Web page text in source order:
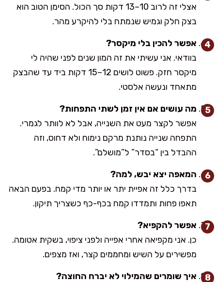
אצלי זה לרוב 10–13 דקות סך הכול. הסימן הטוב הוא
בצק חלק וגמיש שנמתח בלי להיקרע מהר.
אפשר להכין בלי מיקסר?
בוודאי. אני עשיתי את זה המון שנים לפני שהיה לי
מיקסר חזק. פשוט לושים 12–15 דקות ביד עד שהבצק
מתאחד ונעשה אלסטי.
מה עושים אם אין זמן לשתי התפחות?
אפשר לקצר מעט את השנייה, אבל לא לוותר לגמרי.
התפחה שנייה נותנת מרקם נימוח ולא דחוס, וזה
ההבדל בין “בסדר” ל”מושלם”.
המאפה יצא יבש, למה?
בדרך כלל זה אפיית יתר או יותר מדי קמח. בפעם הבאה
תאפו פחות ותמדדו קמח בכף-כף כשצריך תיקון.
אפשר להקפיא?
כן. אני מקפיאה אחרי אפייה ולפני ציפוי, בשקית אטומה.
מפשירים על השיש ומחממים קצר, ואז מצפים.
איך שומרים שהמילוי לא יברח החוצה?